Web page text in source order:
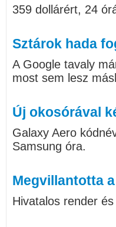
359 dollárért, 24
Sztárok hada
A Google tavaly
most sem lesz
Új okosórával
Galaxy Aero
Samsung óra.
Megvillantotta
Hivatalos render